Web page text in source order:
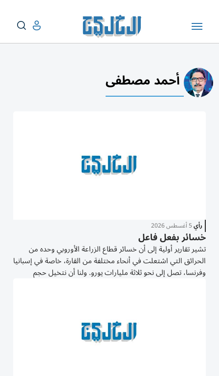
أحمد مصطفى
رأي5 أغسطس 2026
خسائر بفعل فاعل
تشير تقارير أولية إلى أن خسائر قطاع الزراعة الأوروبي وحده من
الحرائق التي اشتعلت في أنحاء مختلفة من القارة، خاصة في إسبانيا
وفرنسا، تصل إلى نحو ثلاثة مليارات يورو. ولنا أن نتخيل حجم